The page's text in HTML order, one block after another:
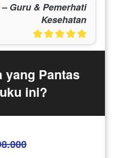
Guru & Pemerhati
Kesehatan
yang Pantas
ini?